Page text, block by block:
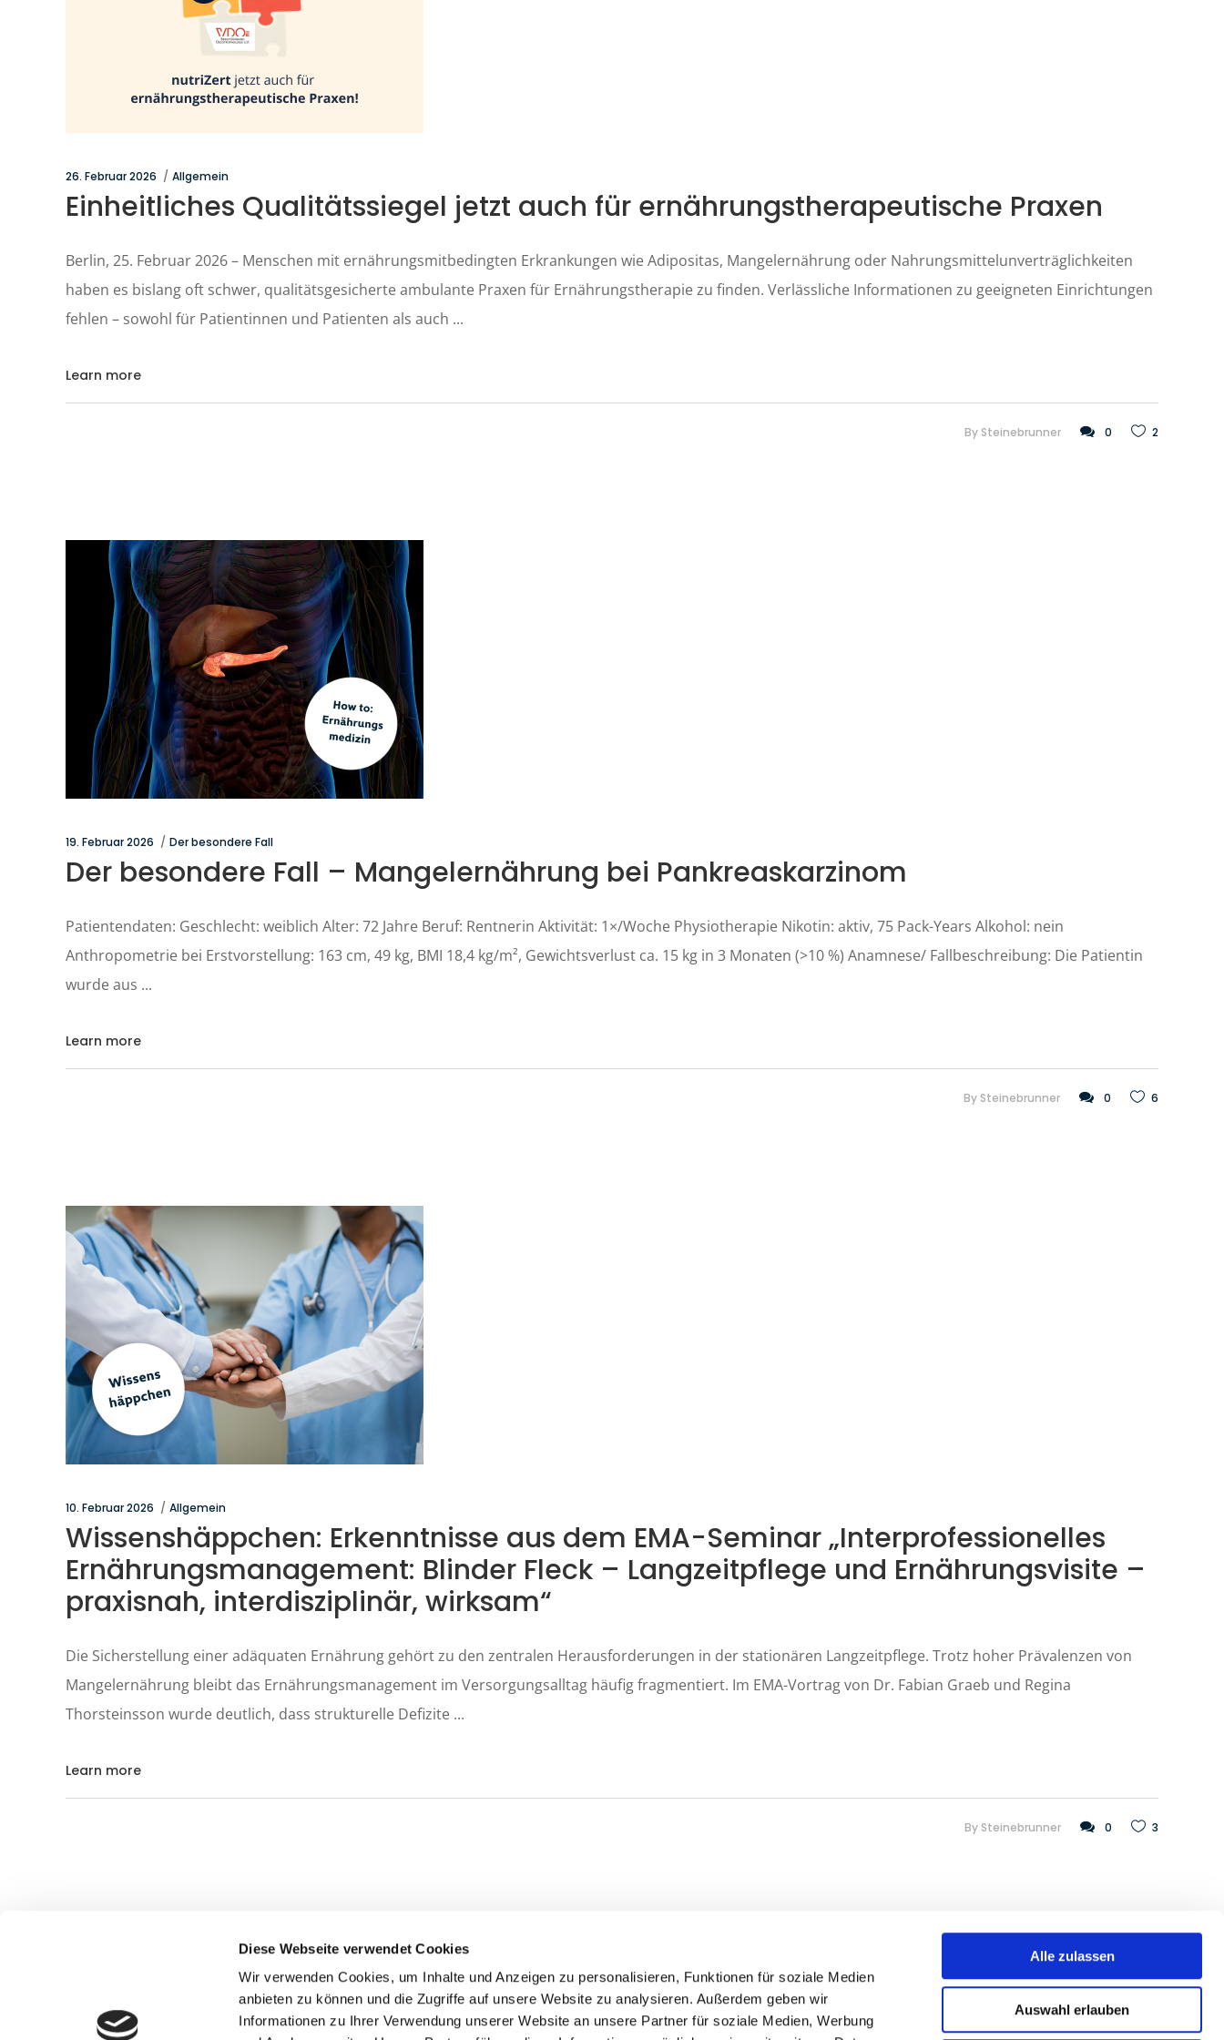
Diese Webseite verwendet Cookies
Wir verwenden Cookies, um Inhalte und Anzeigen zu personalisieren, Funktionen für soziale Medien
anbieten zu können und die Zugriffe auf unsere Website zu analysieren. Außerdem geben wir
Informationen zu Ihrer Verwendung unserer Website an unsere Partner für soziale Medien, Werbung
Alle zulassen
Auswahl erlauben
26. Februar 2026 Allgemein
Einheitliches Qualitätssiegel jetzt auch für ernährungstherapeutische Praxen
Berlin, 25. Februar 2026 – Menschen mit ernährungsmitbedingten Erkrankungen wie Adipositas, Mangelernährung oder Nahrungsmittelunverträglichkeiten
haben es bislang oft schwer, qualitätsgesicherte ambulante Praxen für Ernährungstherapie zu finden. Verlässliche Informationen zu geeigneten Einrichtungen
fehlen – sowohl für Patientinnen und Patienten als auch
Learn more
By Steinebrunner 0 2
19. Februar 2026 Der besondere Fall
Der besondere Fall – Mangelernährung bei Pankreaskarzinom
Patientendaten: Geschlecht: weiblich Alter: 72 Jahre Beruf: Rentnerin Aktivität: 1×/Woche Physiotherapie Nikotin: aktiv, 75 Pack-Years Alkohol: nein
Anthropometrie bei Erstvorstellung: 163 cm, 49 kg, BMI 18,4 kg/m², Gewichtsverlust ca. 15 kg in 3 Monaten (>10 %) Anamnese/ Fallbeschreibung: Die Patientin
wurde aus
Learn more
By Steinebrunner 0 6
10. Februar 2026 Allgemein
Wissenshäppchen: Erkenntnisse aus dem EMA-Seminar „Interprofessionelles
Ernährungsmanagement: Blinder Fleck – Langzeitpflege und Ernährungsvisite –
praxisnah, interdisziplinär, wirksam“
Die Sicherstellung einer adäquaten Ernährung gehört zu den zentralen Herausforderungen in der stationären Langzeitpflege. Trotz hoher Prävalenzen von
Mangelernährung bleibt das Ernährungsmanagement im Versorgungsalltag häufig fragmentiert. Im EMA-Vortrag von Dr. Fabian Graeb und Regina
Thorsteinsson wurde deutlich, dass strukturelle Defizite
Learn more
By Steinebrunner 0 3
Deutsche Akademie für
Ernährungsmedizin e.V.
Reichsgrafenstraße 11
Tel. +49 (0) 761 70 40 20
info@daem.de
www.daem.de
Newsletter abonnieren